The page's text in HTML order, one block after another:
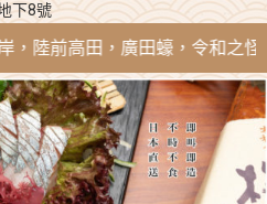
下8號
陸前高田，廣田蠔，令和之